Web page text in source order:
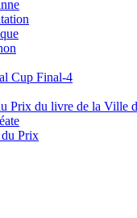
Cup Final-4
Prix du livre de la Ville
du Prix